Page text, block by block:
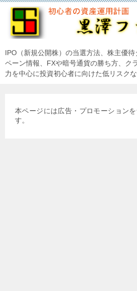
IPO（新規公開株）の当選方法、株主優
ペーン情報、FXや暗号通貨の勝ち方、ク
力を中心に投資初心者に向けた低リスク
本ページには広告・プロモーション
す。